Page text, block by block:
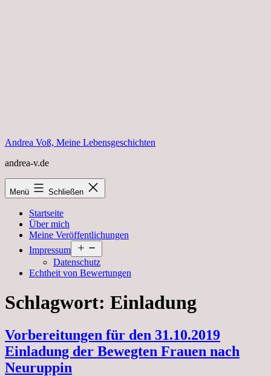
Andrea Voß, Meine Lebensgeschichten
andrea-v.de
Menü Schließen
Startseite
Über mich
Meine Veröffentlichungen
Impressum
öffnen
Datenschutz
Echtheit von Bewertungen
Schlagwort: Einladung
Vorbereitungen für den 31.10.2019
Einladung der Bewegten Frauen nach
Neuruppin